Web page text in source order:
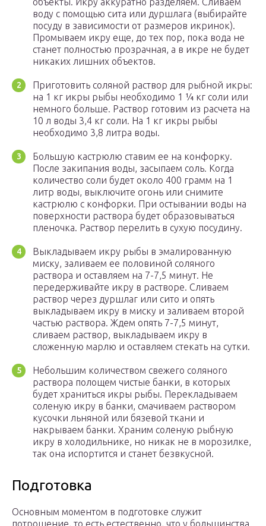
воду с помощью сита или дуршлага (выбирайте
посуду в зависимости от размеров икринок).
Промываем икру еще, до тех пор, пока вода не
станет полностью прозрачная, а в икре не будет
никаких лишних объектов.
Приготовить соляной раствор для рыбной икры:
на 1 кг икры рыбы необходимо 1 ¼ кг соли или
немного больше. Раствор готовим из расчета на
10 л воды 3,4 кг соли. На 1 кг икры рыбы
необходимо 3,8 литра воды.
Большую кастрюлю ставим ее на конфорку.
После закипания воды, засыпаем соль. Когда
количество соли будет около 400 грамм на 1
литр воды, выключите огонь или снимите
кастрюлю с конфорки. При остывании воды на
поверхности раствора будет образовываться
пленочка. Раствор перелить в сухую посудину.
Выкладываем икру рыбы в эмалированную
миску, заливаем ее половиной соляного
раствора и оставляем на 7-7,5 минут. Не
передерживайте икру в растворе. Сливаем
раствор через дуршлаг или сито и опять
выкладываем икру в миску и заливаем второй
частью раствора. Ждем опять 7-7,5 минут,
сливаем раствор, выкладываем икру в
сложенную марлю и оставляем стекать на сутки.
Небольшим количеством свежего соляного
раствора полощем чистые банки, в которых
будет храниться икры рыбы. Перекладываем
соленую икру в банки, смачиваем раствором
кусочки льняной или бязевой ткани и
накрываем банки. Храним соленую рыбную
икру в холодильнике, но никак не в морозилке,
так она испортится и станет безвкусной.
Подготовка
Основным моментом в подготовке служит
потрошение, то есть естественно, что у большинства